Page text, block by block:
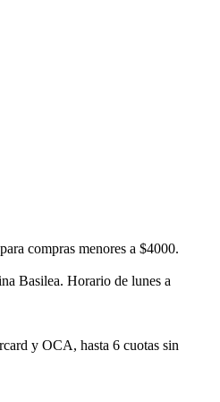
compras menores a $4000.
Basilea. Horario de lunes a
y OCA, hasta 6 cuotas sin